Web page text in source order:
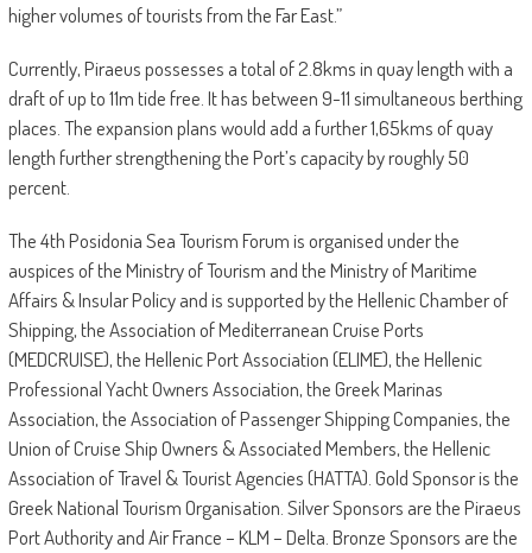
higher volumes of tourists from the Far East.”
Currently, Piraeus possesses a total of 2.8kms in quay length with a
draft of up to 11m tide free. It has between 9-11 simultaneous berthing
places. The expansion plans would add a further 1,65kms of quay
length further strengthening the Port’s capacity by roughly 50
percent.
The 4th Posidonia Sea Tourism Forum is organised under the
auspices of the Ministry of Tourism and the Ministry of Maritime
Affairs & Insular Policy and is supported by the Hellenic Chamber of
Shipping, the Association of Mediterranean Cruise Ports
(MEDCRUISE), the Hellenic Port Association (ELIME), the Hellenic
Professional Yacht Owners Association, the Greek Marinas
Association, the Association of Passenger Shipping Companies, the
Union of Cruise Ship Owners & Associated Members, the Hellenic
Association of Travel & Tourist Agencies (HATTA). Gold Sponsor is the
Greek National Tourism Organisation. Silver Sponsors are the Piraeus
Port Authority and Air France – KLM – Delta. Bronze Sponsors are the